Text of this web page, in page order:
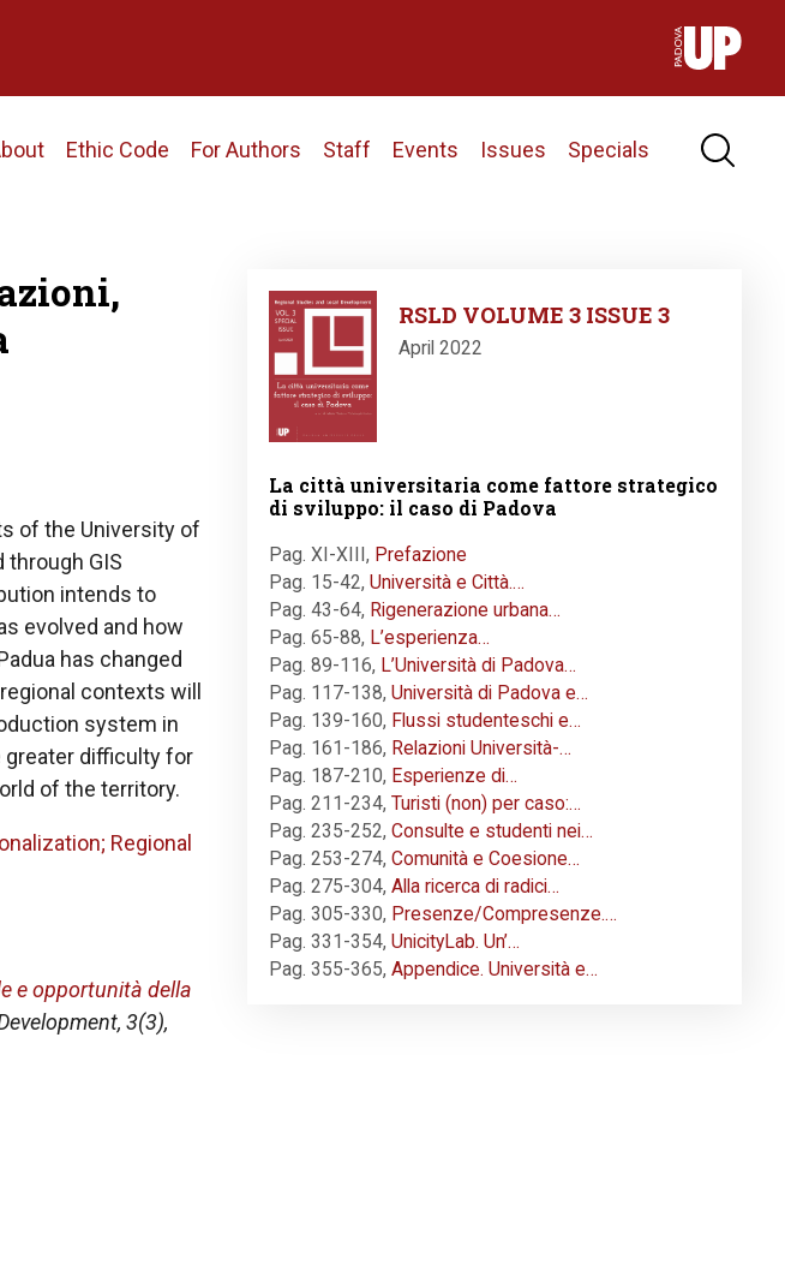
Ethic Code For Authors Staff Events Issues Specials
of the University of
through GIS
intends to
evolved and how
has changed
contexts will
system in
greater difficulty for
of the territory.
Regional
e opportunità della
, 3(3),
Image
RSLD VOLUME 3 ISSUE 3
April 2022
La città universitaria come fattore strategico
di sviluppo: il caso di Padova
Pag. XI-XIII , Prefazione
Pag. 15-42, Università e Città.…
Pag. 43-64, Rigenerazione urbana…
Pag. 65-88, L’esperienza…
Pag. 89-116, L’Università di Padova…
Pag. 117-138, Università di Padova e…
Pag. 139-160, Flussi studenteschi e…
Pag. 161-186, Relazioni Università-…
Pag. 187-210, Esperienze di…
Pag. 211-234, Turisti (non) per caso:…
Pag. 235-252, Consulte e studenti nei…
Pag. 253-274, Comunità e Coesione…
Pag. 275-304, Alla ricerca di radici…
Pag. 305-330, Presenze/Compresenze.…
Pag. 331-354, UnicityLab. Un’…
Pag. 355-365, Appendice. Università e…